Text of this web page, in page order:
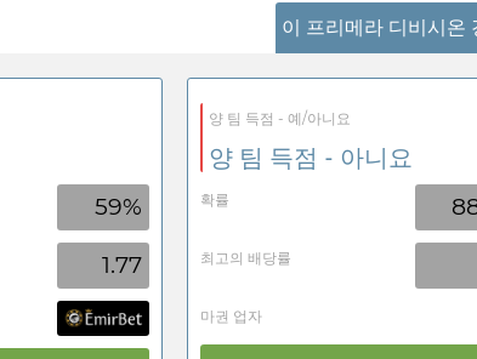
이 프리메라 디비시온
59%
1.77
양 팀 득점 - 예/아니요
양 팀 득점 - 아니요
확률
최고의 배당률
마권 업자